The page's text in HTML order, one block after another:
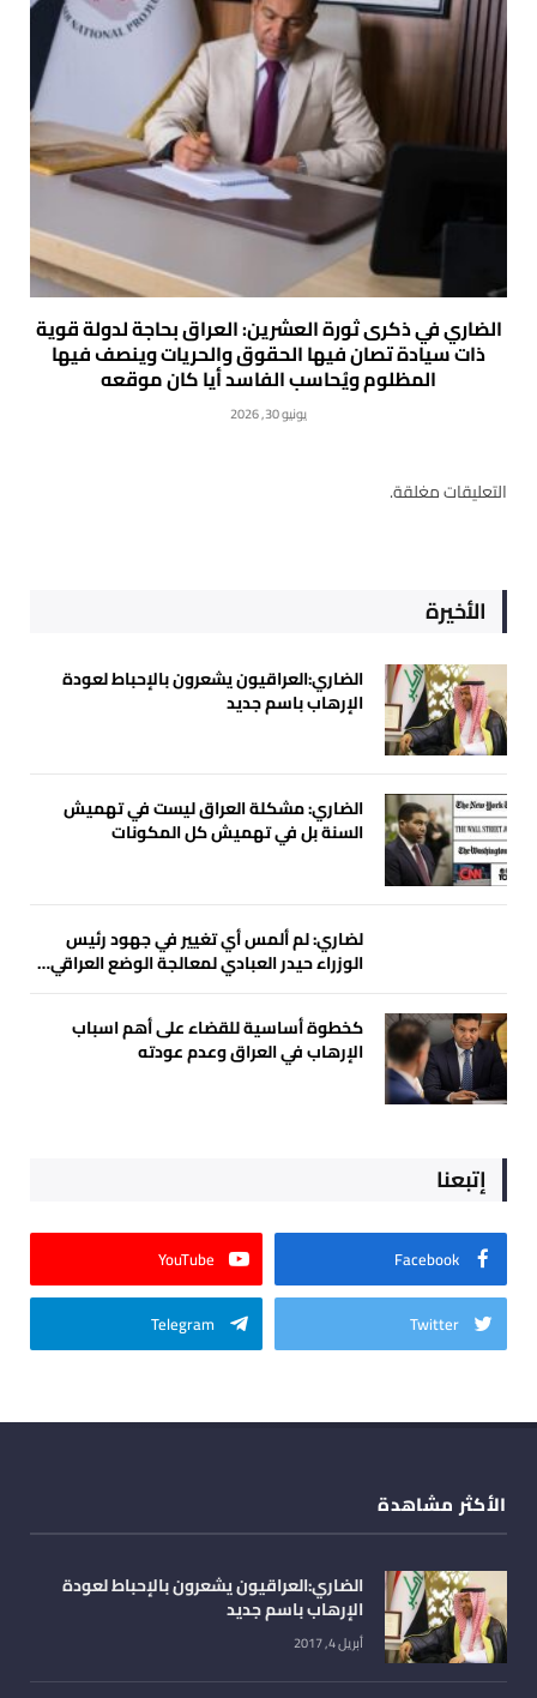
الضاري في ذكرى ثورة العشرين: العراق بحاجة لدولة قوية
ذات سيادة تصان فيها الحقوق والحريات وينصف فيها
المظلوم ويُحاسب الفاسد أيا كان موقعه
يونيو 30, 2026
التعليقات مغلقة.
الأخيرة
الضاري:العراقيون يشعرون بالإحباط لعودة
الإرهاب باسم جديد
الضاري: مشكلة العراق ليست في تهميش
السنة بل في تهميش كل المكونات
لضاري: لم ألمس أي تغيير في جهود رئيس
الوزراء حيدر العبادي لمعالجة الوضع العراقي…
كخطوة أساسية للقضاء على أهم اسباب
الإرهاب في العراق وعدم عودته
إتبعنا
Facebook
YouTube
Twitter
Telegram
الأكثر مشاهدة
الضاري:العراقيون يشعرون بالإحباط لعودة
الإرهاب باسم جديد
أبريل 4, 2017